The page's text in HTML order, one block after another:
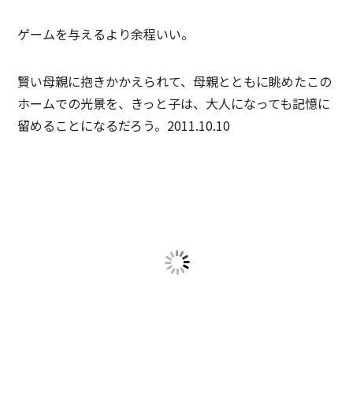
ゲームを与えるより余程いい。
賢い母親に抱きかかえられて、母親とともに眺めたこの
ホームでの光景を、きっと子は、大人になっても記憶に
留めることになるだろう。2011.10.10